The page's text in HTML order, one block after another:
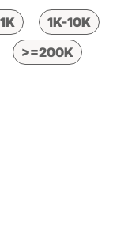
1K-10K
>=200K